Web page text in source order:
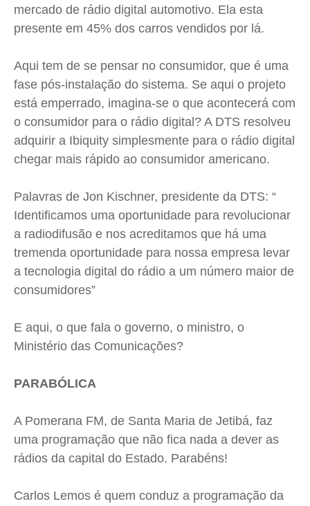
Quem Somos
Anuncie
Termos de Uso
Privacidade
Quem Somos
Anuncie
Termos de Uso
Privacidade
Quem Somos
Anuncie
Termos de Uso
Privacidade
Quem Somos
Anuncie
Termos de Uso
Privacidade
mercado de rádio digital automotivo. Ela esta
presente em 45% dos carros vendidos por lá.
Aqui tem de se pensar no consumidor, que é uma
fase pós-instalação do sistema. Se aqui o projeto
está emperrado, imagina-se o que acontecerá com
o consumidor para o rádio digital? A DTS resolveu
adquirir a Ibiquity simplesmente para o rádio digital
chegar mais rápido ao consumidor americano.
Palavras de Jon Kischner, presidente da DTS: “
Identificamos uma oportunidade para revolucionar
a radiodifusão e nos acreditamos que há uma
tremenda oportunidade para nossa empresa levar
a tecnologia digital do rádio a um número maior de
consumidores”
E aqui, o que fala o governo, o ministro, o
Ministério das Comunicações?
PARABÓLICA
A Pomerana FM, de Santa Maria de Jetibá, faz
uma programação que não fica nada a dever as
rádios da capital do Estado. Parabéns!
Carlos Lemos é quem conduz a programação da